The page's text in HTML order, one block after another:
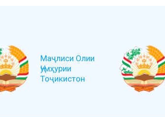
Маҷлиси Олии
Ҷумҳурии
Тоҷикистон